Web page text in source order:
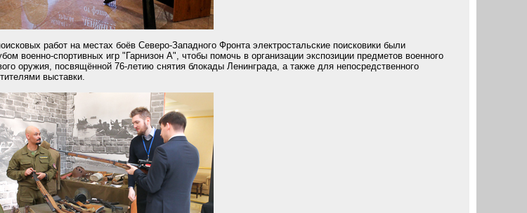
работ на местах боёв Северо-Западного Фронта электростальские поисковики были
военно-спортивных игр "Гарнизон А", чтобы помочь в организации экспозиции предметов военного
оружия, посвящённой 76-летию снятия блокады Ленинграда, а также для непосредственного
выставки.